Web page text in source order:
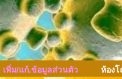
เพิ่ม/แก้.ข้อมูลส่วนตัว ห้องโ